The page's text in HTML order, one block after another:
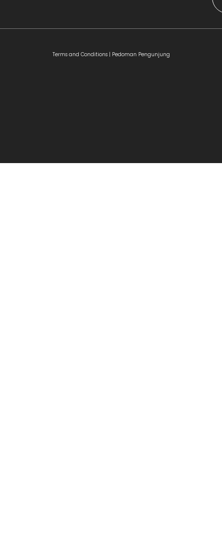
Terms and Conditions | Pedoman Pengunjung